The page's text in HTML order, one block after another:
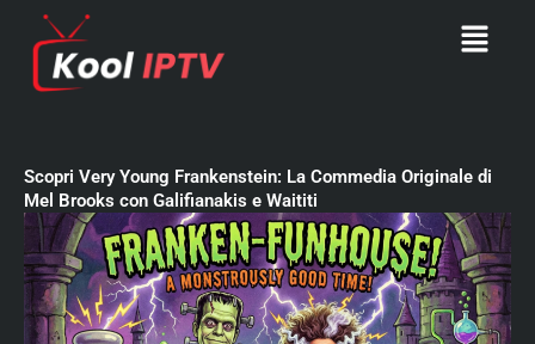
content
Menu
Scopri Very Young Frankenstein: La Commedia Originale di
Mel Brooks con Galifianakis e Waititi